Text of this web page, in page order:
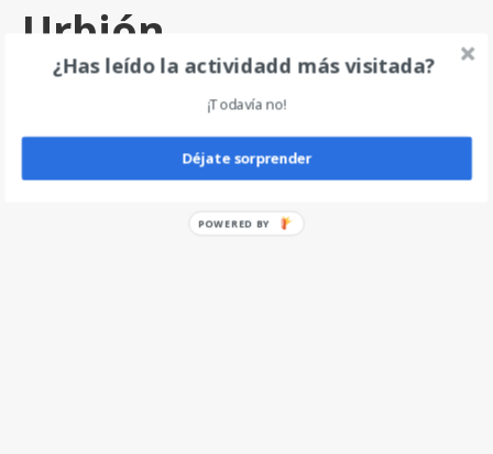
Urbión
porangel| 0
Deja un comentario
¿Has leído la actividadd más visitada?
¡Todavía no!
Déjate sorprender
POWERED BY